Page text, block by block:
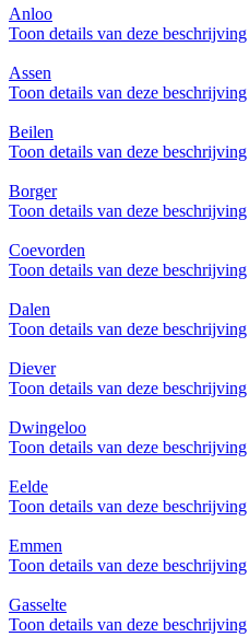
Anloo
Toon details van deze beschrijving
Assen
Toon details van deze beschrijving
Beilen
Toon details van deze beschrijving
Borger
Toon details van deze beschrijving
Coevorden
Toon details van deze beschrijving
Dalen
Toon details van deze beschrijving
Diever
Toon details van deze beschrijving
Dwingeloo
Toon details van deze beschrijving
Eelde
Toon details van deze beschrijving
Emmen
Toon details van deze beschrijving
Gasselte
Toon details van deze beschrijving